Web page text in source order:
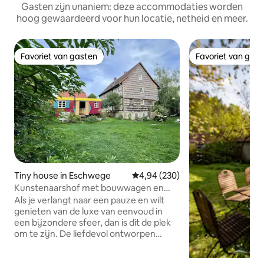
Gasten zijn unaniem: deze accommodaties worden
hoog gewaardeerd voor hun locatie, netheid en meer.
Favoriet van gasten
Favoriet van gasten
Tiny house in Eschwege Gemiddelde beoordeling van
4,94 (230)
Kunstenaarshof met bouwwagen en
wild werk in het groen
Als je verlangt naar een pauze en wilt
genieten van de luxe van eenvoud in
een bijzondere sfeer, dan is dit de plek
om te zijn. De liefdevol ontworpen
Favoriet van
Favoriet van